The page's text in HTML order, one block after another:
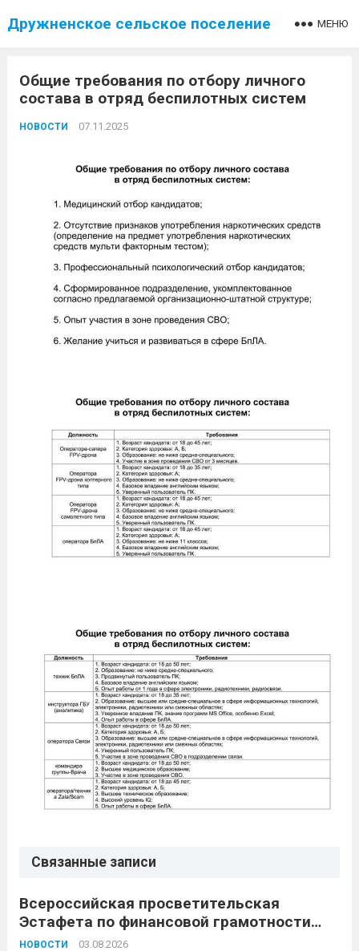
Дружненское сельское поселение МЕНЮ
Общие требования по отбору личного
состава в отряд беспилотных систем
НОВОСТИ 07.11.2025
Связанные записи
Всероссийская просветительская
Эстафета по финансовой грамотности
«Мои финансы»
НОВОСТИ 03.08.2026